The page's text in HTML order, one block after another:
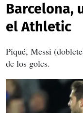
Barcelona,
el Athletic
Piqué, Messi
de los goles.